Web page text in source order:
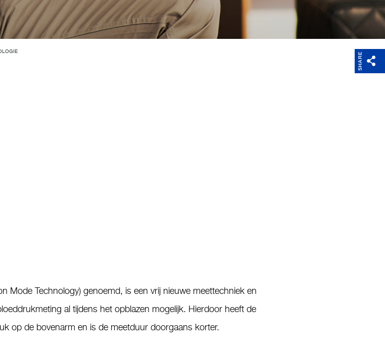
Weight Software
SHARE
Mode Technology) genoemd, is een vrij nieuwe meettechniek en
al tijdens het opblazen mogelijk. Hierdoor heeft de
op de bovenarm en is de meetduur doorgaans korter.